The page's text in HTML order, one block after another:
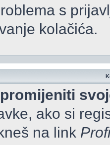
s
kolačića.
ako si
na link